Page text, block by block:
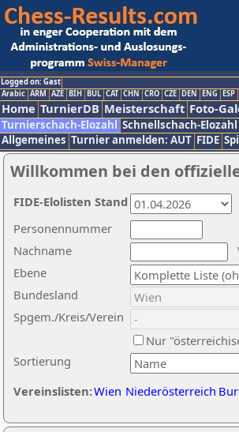
Logged on: Gast
Arabic ARM AZE BIH BUL CAT CHN CRO CZE DEN ENG ESP
Home TurnierDB Meisterschaft Foto-
Turnierschach-Elozahl Schnellschach-Elozahl
Allgemeines Turnier anmelden: AUT FIDE
Willkommen bei den
Nachname
Ebene
Sortierung
Personennummer
Bundesland
Spgem./Kreis/Verein
Nur
Vereinslisten:Wien Niederösterreich
FIDE-Elolisten Stand